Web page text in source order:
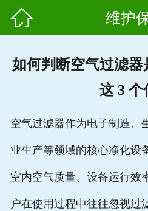
 维护
如何判断空气过滤
这 3 个
空气过滤器作为电子制造、
业生产等领域的核心净化设
室内空气质量、设备运行效
户在使用过程中往往忽视过